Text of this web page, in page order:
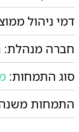
דמי ניהול
חברה מנהלת:
סוג התמחות:
התמחות